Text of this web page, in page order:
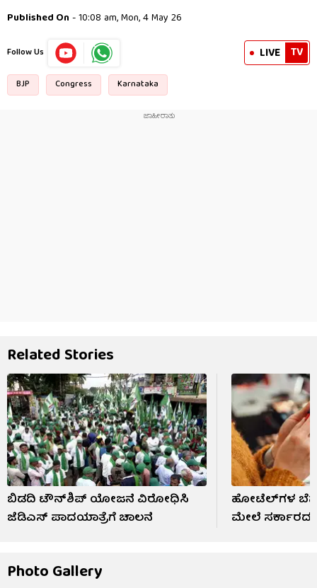
Published On - 10:08 am, Mon, 4 May 26
Follow Us LIVE TV
BJP Congress Karnataka
Related Stories
ಬಿಡದಿ ಟೌನ್‌ಶಿಪ್ ಯೋಜನೆ ವಿರೋಧಿಸಿ
ಜೆಡಿಎಸ್​​ ಪಾದಯಾತ್ರೆಗೆ ಚಾಲನೆ
ಹೋಟೆಲ್‌ಗಳ
ಮೇಲೆ ಸರ್ಕಾರದ
Photo Gallery